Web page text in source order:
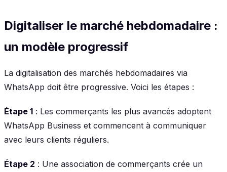
Digitaliser le marché hebdomadaire :
un modèle progressif
La digitalisation des marchés hebdomadaires via
WhatsApp doit être progressive. Voici les étapes :
Étape 1 : Les commerçants les plus avancés adoptent
WhatsApp Business et commencent à communiquer
avec leurs clients réguliers.
Étape 2 : Une association de commerçants crée un